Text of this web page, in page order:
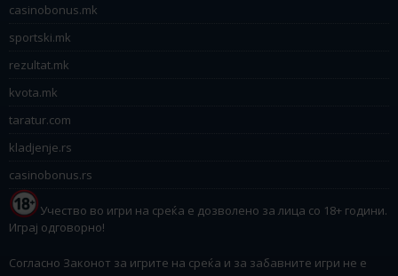
casinobonus.mk
sportski.mk
rezultat.mk
kvota.mk
taratur.com
kladjenje.rs
casinobonus.rs
Учество во игри на среќа е дозволено за лица со 18+ години.
Играј одговорно!
Согласно Законот за игрите на среќа и за забавните игри не е